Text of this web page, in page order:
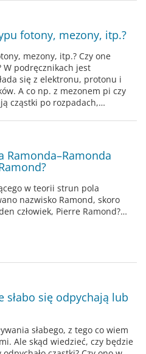
fotony, mezony, itp.?
mezony, itp.? Czy one
W podręcznikach jest
się z elektronu, protonu i
A co np. z mezonem pi czy
cząstki po rozpadach,…
Ramonda–Ramonda
w teorii strun pola
nazwisko Ramond, skoro
człowiek, Pierre Ramond?…
słabo się odpychają lub
słabego, z tego co wiem
Ale skąd wiedzieć, czy będzie